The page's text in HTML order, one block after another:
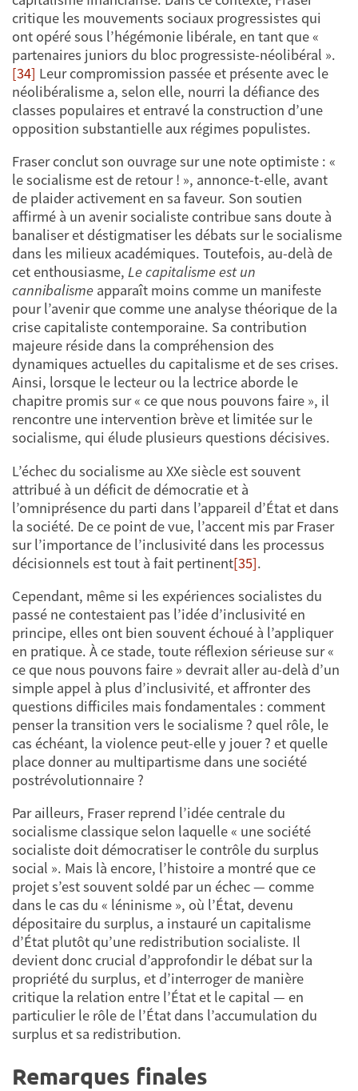
critique les mouvements sociaux progressistes qui
ont opéré sous l’hégémonie libérale, en tant que «
partenaires juniors du bloc progressiste-néolibéral ».
[34] Leur compromission passée et présente avec le
néolibéralisme a, selon elle, nourri la défiance des
classes populaires et entravé la construction d’une
opposition substantielle aux régimes populistes.
Fraser conclut son ouvrage sur une note optimiste : «
le socialisme est de retour ! », annonce-t-elle, avant
de plaider activement en sa faveur. Son soutien
affirmé à un avenir socialiste contribue sans doute à
banaliser et déstigmatiser les débats sur le socialisme
dans les milieux académiques. Toutefois, au-delà de
cet enthousiasme, Le capitalisme est un
cannibalisme apparaît moins comme un manifeste
pour l’avenir que comme une analyse théorique de la
crise capitaliste contemporaine. Sa contribution
majeure réside dans la compréhension des
dynamiques actuelles du capitalisme et de ses crises.
Ainsi, lorsque le lecteur ou la lectrice aborde le
chapitre promis sur « ce que nous pouvons faire », il
rencontre une intervention brève et limitée sur le
socialisme, qui élude plusieurs questions décisives.
L’échec du socialisme au XXe siècle est souvent
attribué à un déficit de démocratie et à
l’omniprésence du parti dans l’appareil d’État et dans
la société. De ce point de vue, l’accent mis par Fraser
sur l’importance de l’inclusivité dans les processus
décisionnels est tout à fait pertinent[35].
Cependant, même si les expériences socialistes du
passé ne contestaient pas l’idée d’inclusivité en
principe, elles ont bien souvent échoué à l’appliquer
en pratique. À ce stade, toute réflexion sérieuse sur «
ce que nous pouvons faire » devrait aller au-delà d’un
simple appel à plus d’inclusivité, et affronter des
questions difficiles mais fondamentales : comment
penser la transition vers le socialisme ? quel rôle, le
cas échéant, la violence peut-elle y jouer ? et quelle
place donner au multipartisme dans une société
postrévolutionnaire ?
Par ailleurs, Fraser reprend l’idée centrale du
socialisme classique selon laquelle « une société
socialiste doit démocratiser le contrôle du surplus
social ». Mais là encore, l’histoire a montré que ce
projet s’est souvent soldé par un échec — comme
dans le cas du « léninisme », où l’État, devenu
dépositaire du surplus, a instauré un capitalisme
d’État plutôt qu’une redistribution socialiste. Il
devient donc crucial d’approfondir le débat sur la
propriété du surplus, et d’interroger de manière
critique la relation entre l’État et le capital — en
particulier le rôle de l’État dans l’accumulation du
surplus et sa redistribution.
Remarques finales